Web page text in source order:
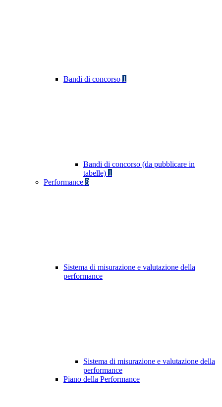
Bandi di concorso 1
Bandi di concorso (da pubblicare in
tabelle) 1
Performance 8
Sistema di misurazione e valutazione della
performance
Sistema di misurazione e valutazione della
performance
Piano della Performance